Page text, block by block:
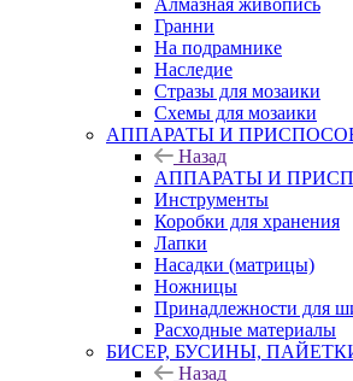
Алмазная живопись
Гранни
На подрамнике
Наследие
Стразы для мозаики
Схемы для мозаики
АППАРАТЫ И
Назад
АППАРАТЫ И
Инструменты
Коробки для хранения
Лапки
Насадки (матрицы)
Ножницы
Принадлежности для
Расходные материалы
БИСЕР, БУСИНЫ,
Назад